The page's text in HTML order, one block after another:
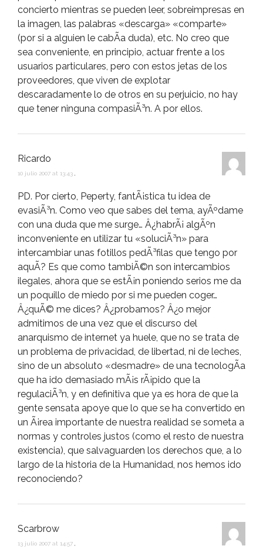
concierto mientras se pueden leer, sobreimpresas en
la imagen, las palabras «descarga» «comparte»
(por si a alguien le cabÃ­a duda), etc. No creo que
sea conveniente, en principio, actuar frente a los
usuarios particulares, pero con estos jetas de los
proveedores, que viven de explotar
descaradamente lo de otros en su perjuicio, no hay
que tener ninguna compasiÃ³n. A por ellos.
Ricardo
10 julio 2007 at 13:43
PD. Por cierto, Peperty, fantÃ¡stica tu idea de
evasiÃ³n. Como veo que sabes del tema, ayÃºdame
con una duda que me surge… Â¿habrÃ¡ algÃºn
inconveniente en utilizar tu «soluciÃ³n» para
intercambiar unas fotillos pedÃ³filas que tengo por
aquÃ­? Es que como tambiÃ©n son intercambios
ilegales, ahora que se estÃ¡n poniendo serios me da
un poquillo de miedo por si me pueden coger…
Â¿quÃ© me dices? Â¿probamos? Â¿o mejor
admitimos de una vez que el discurso del
anarquismo de internet ya huele, que no se trata de
un problema de privacidad, de libertad, ni de leches,
sino de un absoluto «desmadre» de una tecnologÃ­a
que ha ido demasiado mÃ¡s rÃ¡pido que la
regulaciÃ³n, y en definitiva que ya es hora de que la
gente sensata apoye que lo que se ha convertido en
un Ã¡rea importante de nuestra realidad se someta a
normas y controles justos (como el resto de nuestra
existencia), que salvaguarden los derechos que, a lo
largo de la historia de la Humanidad, nos hemos ido
reconociendo?
Scarbrow
13 julio 2007 at 14:57